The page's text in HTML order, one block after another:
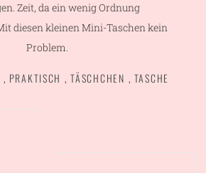
Zeit, da ein wenig Ordnung
diesen kleinen Mini-Taschen kein
Problem.
, PRAKTISCH , TÄSCHCHEN , TASCHE